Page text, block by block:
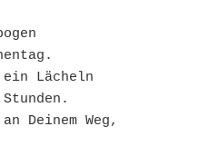
Lächeln
Deinem Weg,